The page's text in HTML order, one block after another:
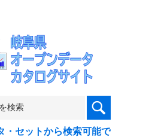
・セットから検索可能で